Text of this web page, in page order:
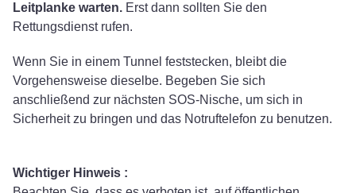
Leitplanke warten. Erst dann sollten Sie den
Rettungsdienst rufen.
Wenn Sie in einem Tunnel feststecken, bleibt die
Vorgehensweise dieselbe. Begeben Sie sich
anschließend zur nächsten SOS-Nische, um sich in
Sicherheit zu bringen und das Notruftelefon zu benutzen.
Wichtiger Hinweis :